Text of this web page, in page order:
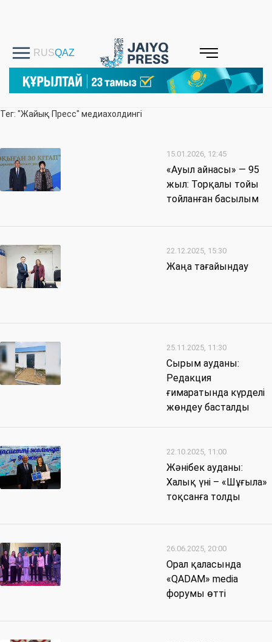
Тег: "Жайық Пресс" медиахолдингі
15.01.2026, 12:45
«Ауыл айнасы» — 95
жыл: Торқалы тойы
тойланған басылым
22.12.2025, 15:30
Жаңа тағайындау
25.11.2025, 11:30
Сырым ауданы:
Редакция
ғимаратында күрделі
жөндеу басталды
22.10.2025, 11:00
Жәнібек ауданы:
Халық үні – «Шұғыла»
тоқсанға толды
26.06.2025, 20:00
Орал қаласында
«QADAM» media
форумы өтті